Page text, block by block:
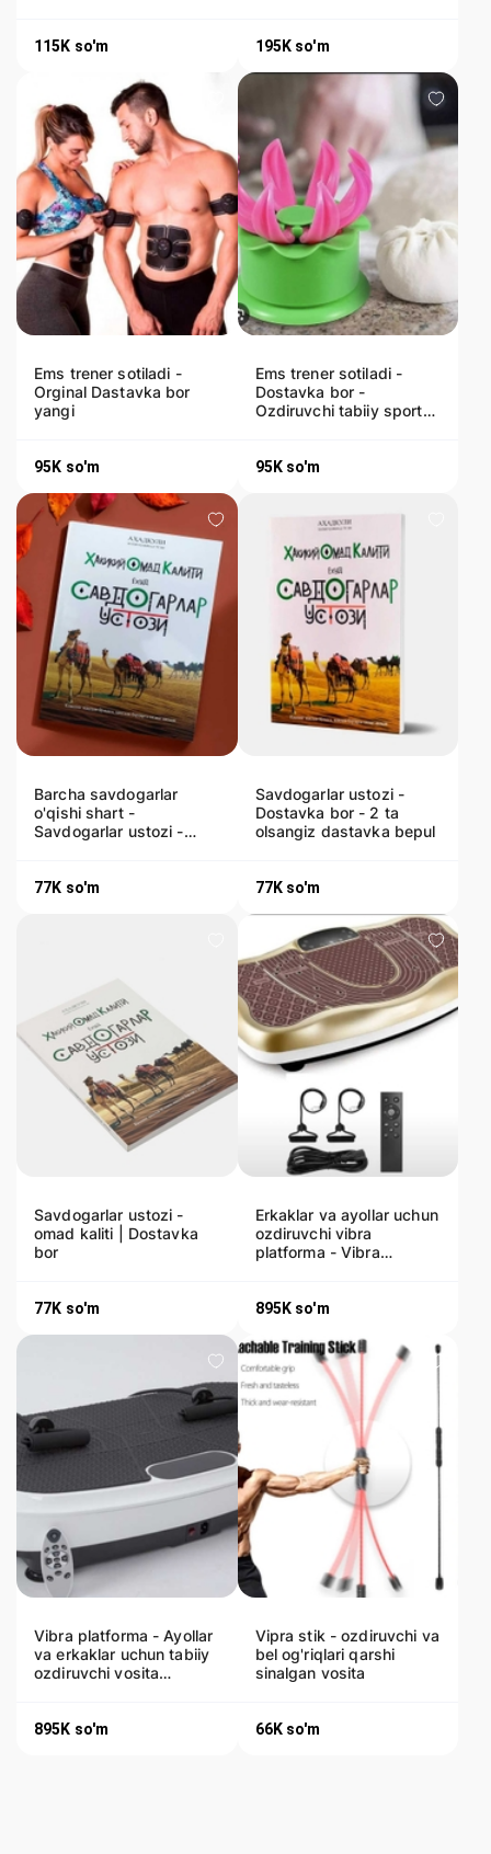
115K so'm 195K so'm
Ems trener sotiladi -
Orginal Dastavka bor
yangi
95K so'm
Ems trener sotiladi -
Dostavka bor -
Ozdiruvchi tabiiy sport
95K so'm
Barcha savdogarlar
o'qishi shart -
Savdogarlar ustozi -
77K so'm
Savdogarlar ustozi -
Dostavka bor - 2 ta
olsangiz dastavka bepul
77K so'm
Savdogarlar ustozi -
omad kaliti | Dostavka
bor
77K so'm
Erkaklar va ayollar uchun
ozdiruvchi vibra
platforma - Vibra
895K so'm
Vibra platforma - Ayollar
va erkaklar uchun tabiiy
ozdiruvchi vosita
895K so'm
Vipra stik - ozdiruvchi va
bel og'riqlari qarshi
sinalgan vosita
66K so'm